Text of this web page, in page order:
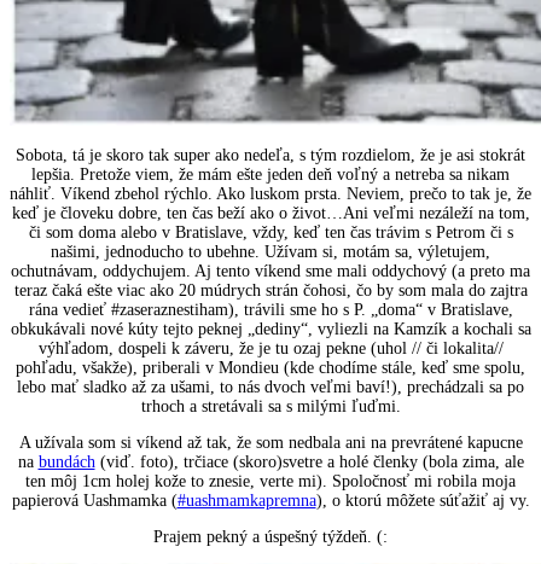
Sobota, tá je skoro tak super ako nedeľa, s tým rozdielom, že je asi stokrát
lepšia. Pretože viem, že mám ešte jeden deň voľný a netreba sa nikam
náhliť. Víkend zbehol rýchlo. Ako luskom prsta. Neviem, prečo to tak je, že
keď je človeku dobre, ten čas beží ako o život…Ani veľmi nezáleží na tom,
či som doma alebo v Bratislave, vždy, keď ten čas trávim s Petrom či s
našimi, jednoducho to ubehne. Užívam si, motám sa, výletujem,
ochutnávam, oddychujem. Aj tento víkend sme mali oddychový (a preto ma
teraz čaká ešte viac ako 20 múdrych strán čohosi, čo by som mala do zajtra
rána vedieť #zaseraznestiham), trávili sme ho s P. „doma“ v Bratislave,
obkukávali nové kúty tejto peknej „dediny“, vyliezli na Kamzík a kochali sa
výhľadom, dospeli k záveru, že je tu ozaj pekne (uhol // či lokalita//
pohľadu, všakže), priberali v Mondieu (kde chodíme stále, keď sme spolu,
lebo mať sladko až za ušami, to nás dvoch veľmi baví!), prechádzali sa po
trhoch a stretávali sa s milými ľuďmi.
A užívala som si víkend až tak, že som nedbala ani na prevrátené kapucne
na bundách(viď. foto), trčiace (skoro)svetre a holé členky (bola zima, ale
ten môj 1cm holej kože to znesie, verte mi). Spoločnosť mi robila moja
papierová Uashmamka (#uashmamkapremna), o ktorú môžete súťažiť aj vy.
Prajem pekný a úspešný týždeň. (: